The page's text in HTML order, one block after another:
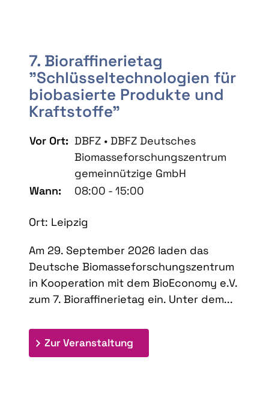
7. Bioraffinerietag
"Schlüsseltechnologien für
biobasierte Produkte und
Kraftstoffe"
Vor Ort: DBFZ • DBFZ Deutsches
Biomasseforschungszentrum
gemeinnützige GmbH
Wann:
08:00 - 15:00
Ort: Leipzig
Am 29. September 2026 laden das
Deutsche Biomasseforschungszentrum
in Kooperation mit dem BioEconomy e.V.
zum 7. Bioraffinerietag ein. Unter dem...
Zur Veranstaltung